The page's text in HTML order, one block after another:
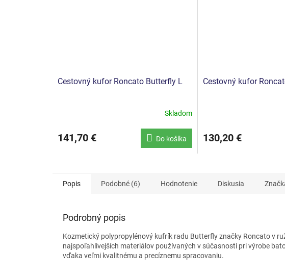
Cestovný kufor Roncato Butterfly L
Skladom
141,70 € Do košíka
Cestovný kufor
130,20 €
Popis Podobné (6) Hodnotenie Diskusia
Podrobný popis
Kozmetický polypropylénový kufrík radu Butterfly značky Roncato v
najspoľahlivejších materiálov používaných v súčasnosti pri výrobe
vďaka veľmi kvalitnému a precíznemu spracovaniu.